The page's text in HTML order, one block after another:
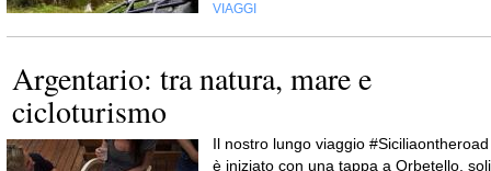
VIAGGI
Argentario: tra natura, mare e
cicloturismo
Il nostro lungo viaggio #Siciliaontheroad
è iniziato con una tappa a Orbetello, soli